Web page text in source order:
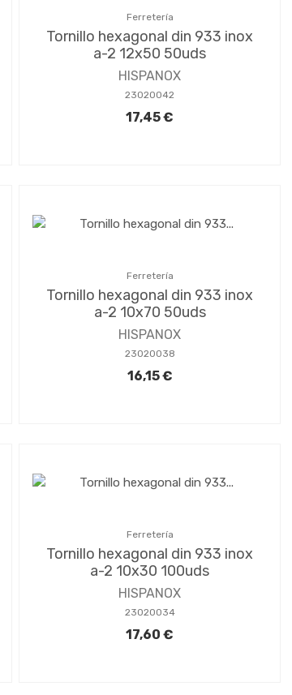
Ferretería
Tornillo hexagonal din 933 inox
a-2 12x50 50uds
HISPANOX
23020042
17,45 €
Ferretería
Tornillo hexagonal din 933 inox
a-2 10x70 50uds
HISPANOX
23020038
16,15 €
Ferretería
Tornillo hexagonal din 933 inox
a-2 10x30 100uds
HISPANOX
23020034
17,60 €